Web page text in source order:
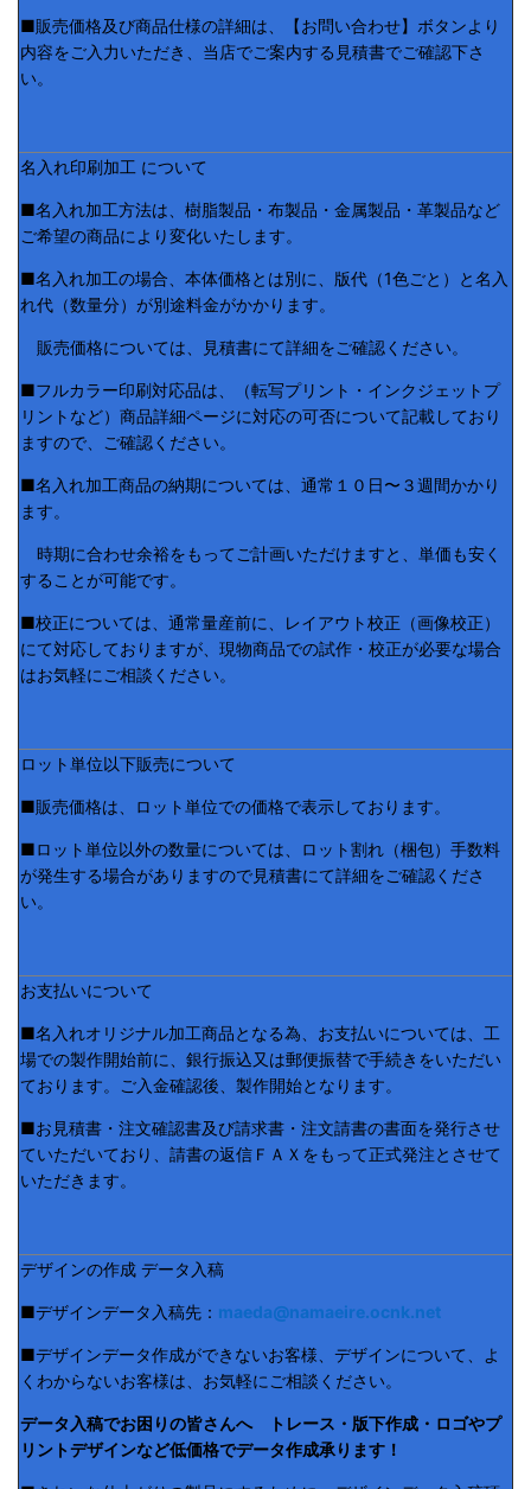
■販売価格及び商品仕様の詳細は、【お問い合わせ】ボタンより
内容をご入力いただき、当店でご案内する見積書でご確認下さ
い。
名入れ印刷加工 について
■名入れ加工方法は、樹脂製品・布製品・金属製品・革製品など
ご希望の商品により変化いたします。
■名入れ加工の場合、本体価格とは別に、版代（1色ごと）と名入
れ代（数量分）が別途料金がかかります。
販売価格については、見積書にて詳細をご確認ください。
■フルカラー印刷対応品は、（転写プリント・インクジェットプ
リントなど）商品詳細ページに対応の可否について記載しており
ますので、ご確認ください。
■名入れ加工商品の納期については、通常１０日〜３週間かかり
ます。
時期に合わせ余裕をもってご計画いただけますと、単価も安く
することが可能です。
■校正については、通常量産前に、レイアウト校正（画像校正）
にて対応しておりますが、現物商品での試作・校正が必要な場合
はお気軽にご相談ください。
ロット単位以下販売について
■販売価格は、ロット単位での価格で表示しております。
■ロット単位以外の数量については、ロット割れ（梱包）手数料
が発生する場合がありますので見積書にて詳細をご確認くださ
い。
お支払いについて
■名入れオリジナル加工商品となる為、お支払いについては、工
場での製作開始前に、銀行振込又は郵便振替で手続きをいただい
ております。ご入金確認後、製作開始となります。
■お見積書・注文確認書及び請求書・注文請書の書面を発行させ
ていただいており、請書の返信ＦＡＸをもって正式発注とさせて
いただきます。
デザインの作成 データ入稿
■デザインデータ入稿先： maeda@namaeire.ocnk.net
■デザインデータ作成ができないお客様、デザインについて、よ
くわからないお客様は、お気軽にご相談ください。
データ入稿でお困りの皆さんへ トレース・版下作成・ロゴやプ
リントデザインなど低価格でデータ作成承ります！